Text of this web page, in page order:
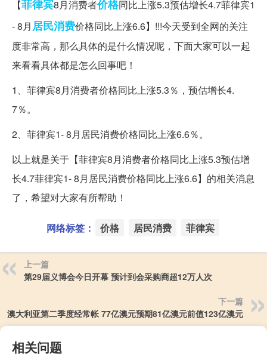
【菲律宾8月消费者价格同比上涨5.3预估增长4.7菲律宾1
- 8月居民消费价格同比上涨6.6】!!!今天受到全网的关注
度非常高，那么具体的是什么情况呢，下面大家可以一起
来看看具体都是怎么回事吧！
1、菲律宾8月消费者价格同比上涨5.3％，预估增长4.
7％。
2、菲律宾1- 8月居民消费价格同比上涨6.6％。
以上就是关于【菲律宾8月消费者价格同比上涨5.3预估增
长4.7菲律宾1- 8月居民消费价格同比上涨6.6】的相关消息
了，希望对大家有所帮助！
网络标签： 价格 居民消费 菲律宾
上一篇
第29届义博会今日开幕 预计到会采购商超12万人次
下一篇
澳大利亚第二季度经常帐 77亿澳元预期81亿澳元前值123亿澳元
相关问题